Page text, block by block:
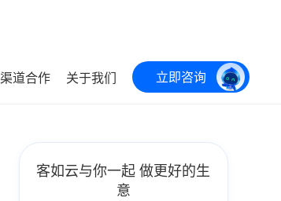
渠道合作 关于我们 立即咨询
客如云与你一起 做更好的生
意